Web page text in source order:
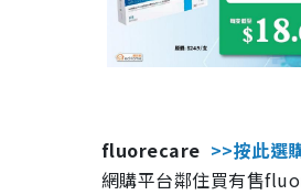
fluorecare >>按此選
網購平台鄰住買有售